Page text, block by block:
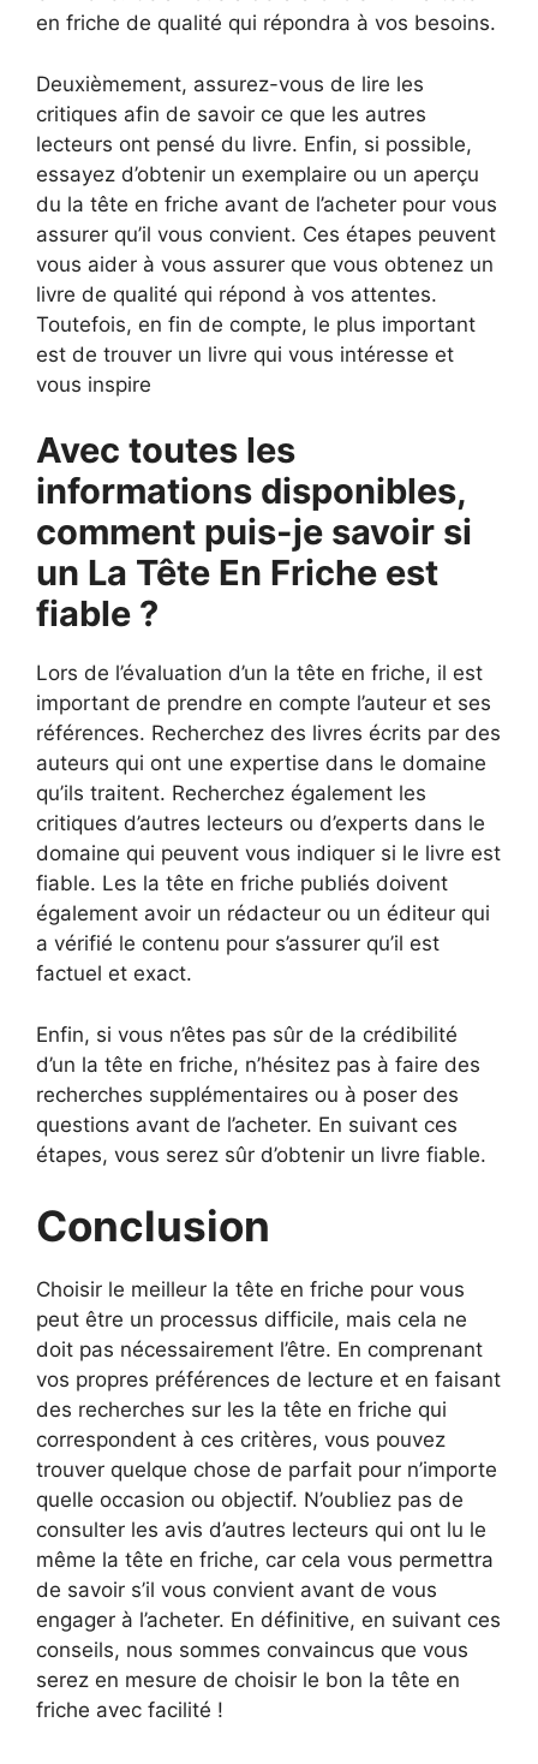
en friche de qualité qui répondra à vos besoins.
Deuxièmement, assurez-vous de lire les
critiques afin de savoir ce que les autres
lecteurs ont pensé du livre. Enfin, si possible,
essayez d’obtenir un exemplaire ou un aperçu
du la tête en friche avant de l’acheter pour vous
assurer qu’il vous convient. Ces étapes peuvent
vous aider à vous assurer que vous obtenez un
livre de qualité qui répond à vos attentes.
Toutefois, en fin de compte, le plus important
est de trouver un livre qui vous intéresse et
vous inspire
Avec toutes les
informations disponibles,
comment puis-je savoir si
un La Tête En Friche est
fiable ?
Lors de l’évaluation d’un la tête en friche, il est
important de prendre en compte l’auteur et ses
références. Recherchez des livres écrits par des
auteurs qui ont une expertise dans le domaine
qu’ils traitent. Recherchez également les
critiques d’autres lecteurs ou d’experts dans le
domaine qui peuvent vous indiquer si le livre est
fiable. Les la tête en friche publiés doivent
également avoir un rédacteur ou un éditeur qui
a vérifié le contenu pour s’assurer qu’il est
factuel et exact.
Enfin, si vous n’êtes pas sûr de la crédibilité
d’un la tête en friche, n’hésitez pas à faire des
recherches supplémentaires ou à poser des
questions avant de l’acheter. En suivant ces
étapes, vous serez sûr d’obtenir un livre fiable.
Conclusion
Choisir le meilleur la tête en friche pour vous
peut être un processus difficile, mais cela ne
doit pas nécessairement l’être. En comprenant
vos propres préférences de lecture et en faisant
des recherches sur les la tête en friche qui
correspondent à ces critères, vous pouvez
trouver quelque chose de parfait pour n’importe
quelle occasion ou objectif. N’oubliez pas de
consulter les avis d’autres lecteurs qui ont lu le
même la tête en friche, car cela vous permettra
de savoir s’il vous convient avant de vous
engager à l’acheter. En définitive, en suivant ces
conseils, nous sommes convaincus que vous
serez en mesure de choisir le bon la tête en
friche avec facilité !